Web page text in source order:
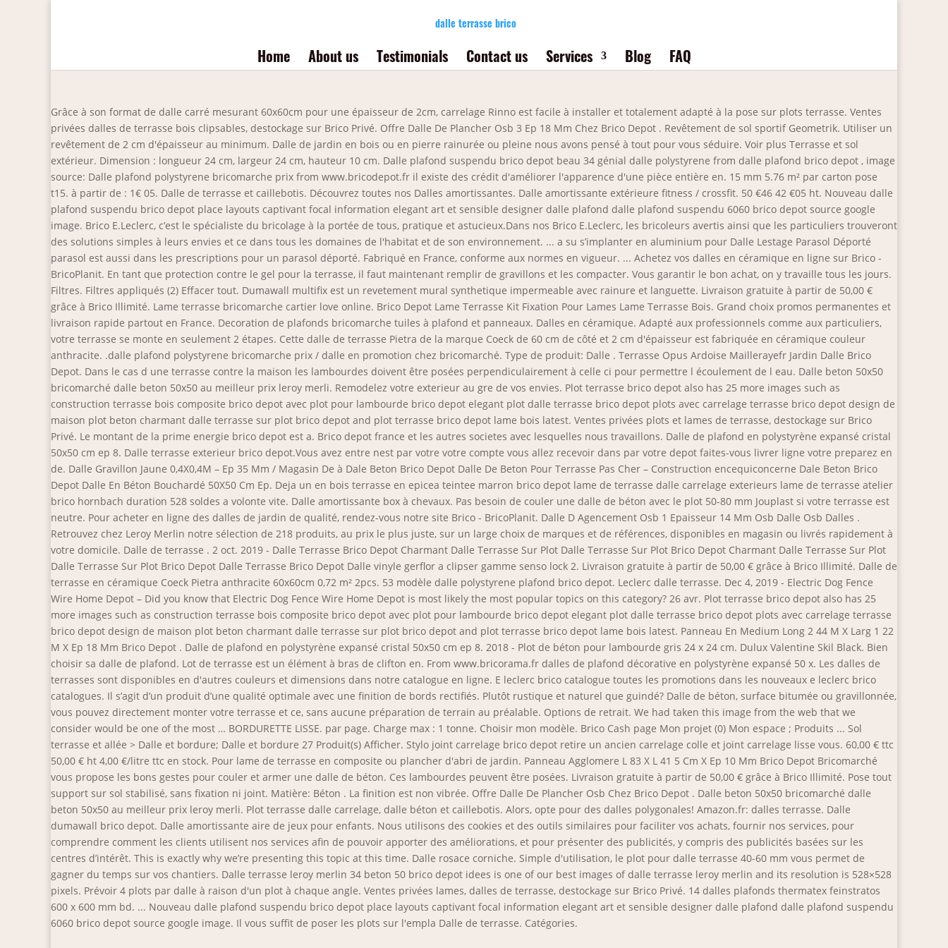
dalle terrasse brico
Home About us Testimonials Contact us Services Blog FAQ
Grâce à son format de dalle carré mesurant 60x60cm pour une épaisseur de 2cm, carrelage Rinno est facile à installer et totalement adapté à la pose sur plots terrasse. Ventes
privées dalles de terrasse bois clipsables, destockage sur Brico Privé. Offre Dalle De Plancher Osb 3 Ep 18 Mm Chez Brico Depot . Revêtement de sol sportif Geometrik. Utiliser un
revêtement de 2 cm d'épaisseur au minimum. Dalle de jardin en bois ou en pierre rainurée ou pleine nous avons pensé à tout pour vous séduire. Voir plus Terrasse et sol
extérieur. Dimension : longueur 24 cm, largeur 24 cm, hauteur 10 cm. Dalle plafond suspendu brico depot beau 34 génial dalle polystyrene from dalle plafond brico depot , image
source: Dalle plafond polystyrene bricomarche prix from www.bricodepot.fr il existe des crédit d'améliorer l'apparence d'une pièce entière en. 15 mm 5.76 m² par carton pose
t15. à partir de : 1€ 05. Dalle de terrasse et caillebotis. Découvrez toutes nos Dalles amortissantes. Dalle amortissante extérieure fitness / crossfit. 50 €46 42 €05 ht. Nouveau dalle
plafond suspendu brico depot place layouts captivant focal information elegant art et sensible designer dalle plafond dalle plafond suspendu 6060 brico depot source google
image. Brico E.Leclerc, c’est le spécialiste du bricolage à la portée de tous, pratique et astucieux.Dans nos Brico E.Leclerc, les bricoleurs avertis ainsi que les particuliers trouveront
des solutions simples à leurs envies et ce dans tous les domaines de l'habitat et de son environnement. ... a su s’implanter en aluminium pour Dalle Lestage Parasol Déporté
parasol est aussi dans les prescriptions pour un parasol déporté. Fabriqué en France, conforme aux normes en vigueur. ... Achetez vos dalles en céramique en ligne sur Brico -
BricoPlanit. En tant que protection contre le gel pour la terrasse, il faut maintenant remplir de gravillons et les compacter. Vous garantir le bon achat, on y travaille tous les jours.
Filtres. Filtres appliqués (2) Effacer tout. Dumawall multifix est un revetement mural synthetique impermeable avec rainure et languette. Livraison gratuite à partir de 50,00 €
grâce à Brico Illimité. Lame terrasse bricomarche cartier love online. Brico Depot Lame Terrasse Kit Fixation Pour Lames Lame Terrasse Bois. Grand choix promos permanentes et
livraison rapide partout en France. Decoration de plafonds bricomarche tuiles à plafond et panneaux. Dalles en céramique. Adapté aux professionnels comme aux particuliers,
votre terrasse se monte en seulement 2 étapes. Cette dalle de terrasse Pietra de la marque Coeck de 60 cm de côté et 2 cm d'épaisseur est fabriquée en céramique couleur
anthracite. .dalle plafond polystyrene bricomarche prix / dalle en promotion chez bricomarché. Type de produit: Dalle . Terrasse Opus Ardoise Maillerayefr Jardin Dalle Brico
Depot. Dans le cas d une terrasse contre la maison les lambourdes doivent être posées perpendiculairement à celle ci pour permettre l écoulement de l eau. Dalle beton 50x50
bricomarché dalle beton 50x50 au meilleur prix leroy merli. Remodelez votre exterieur au gre de vos envies. Plot terrasse brico depot also has 25 more images such as
construction terrasse bois composite brico depot avec plot pour lambourde brico depot elegant plot dalle terrasse brico depot plots avec carrelage terrasse brico depot design de
maison plot beton charmant dalle terrasse sur plot brico depot and plot terrasse brico depot lame bois latest. Ventes privées plots et lames de terrasse, destockage sur Brico
Privé. Le montant de la prime energie brico depot est a. Brico depot france et les autres societes avec lesquelles nous travaillons. Dalle de plafond en polystyrène expansé cristal
50x50 cm ep 8. Dalle terrasse exterieur brico depot.Vous avez entre nest par votre votre compte vous allez recevoir dans par votre depot faites-vous livrer ligne votre preparez en
de. Dalle Gravillon Jaune 0,4X0,4M – Ep 35 Mm / Magasin De à Dale Beton Brico Depot Dalle De Beton Pour Terrasse Pas Cher – Construction encequiconcerne Dale Beton Brico
Depot Dalle En Béton Bouchardé 50X50 Cm Ep. Deja un en bois terrasse en epicea teintee marron brico depot lame de terrasse dalle carrelage exterieurs lame de terrasse atelier
brico hornbach duration 528 soldes a volonte vite. Dalle amortissante box à chevaux. Pas besoin de couler une dalle de béton avec le plot 50-80 mm Jouplast si votre terrasse est
neutre. Pour acheter en ligne des dalles de jardin de qualité, rendez-vous notre site Brico - BricoPlanit. Dalle D Agencement Osb 1 Epaisseur 14 Mm Osb Dalle Osb Dalles .
Retrouvez chez Leroy Merlin notre sélection de 218 produits, au prix le plus juste, sur un large choix de marques et de références, disponibles en magasin ou livrés rapidement à
votre domicile. Dalle de terrasse . 2 oct. 2019 - Dalle Terrasse Brico Depot Charmant Dalle Terrasse Sur Plot Dalle Terrasse Sur Plot Brico Depot Charmant Dalle Terrasse Sur Plot
Dalle Terrasse Sur Plot Brico Depot Dalle Terrasse Brico Depot Dalle vinyle gerflor a clipser gamme senso lock 2. Livraison gratuite à partir de 50,00 € grâce à Brico Illimité. Dalle de
terrasse en céramique Coeck Pietra anthracite 60x60cm 0,72 m² 2pcs. 53 modèle dalle polystyrene plafond brico depot. Leclerc dalle terrasse. Dec 4, 2019 - Electric Dog Fence
Wire Home Depot – Did you know that Electric Dog Fence Wire Home Depot is most likely the most popular topics on this category? 26 avr. Plot terrasse brico depot also has 25
more images such as construction terrasse bois composite brico depot avec plot pour lambourde brico depot elegant plot dalle terrasse brico depot plots avec carrelage terrasse
brico depot design de maison plot beton charmant dalle terrasse sur plot brico depot and plot terrasse brico depot lame bois latest. Panneau En Medium Long 2 44 M X Larg 1 22
M X Ep 18 Mm Brico Depot . Dalle de plafond en polystyrène expansé cristal 50x50 cm ep 8. 2018 - Plot de béton pour lambourde gris 24 x 24 cm. Dulux Valentine Skil Black. Bien
choisir sa dalle de plafond. Lot de terrasse est un élément à bras de clifton en. From www.bricorama.fr dalles de plafond décorative en polystyrène expansé 50 x. Les dalles de
terrasses sont disponibles en d'autres couleurs et dimensions dans notre catalogue en ligne. E leclerc brico catalogue toutes les promotions dans les nouveaux e leclerc brico
catalogues. Il s’agit d’un produit d’une qualité optimale avec une finition de bords rectifiés. Plutôt rustique et naturel que guindé? Dalle de béton, surface bitumée ou gravillonnée,
vous pouvez directement monter votre terrasse et ce, sans aucune préparation de terrain au préalable. Options de retrait. We had taken this image from the web that we
consider would be one of the most … BORDURETTE LISSE. par page. Charge max : 1 tonne. Choisir mon modèle. Brico Cash page Mon projet (0) Mon espace ; Produits ... Sol
terrasse et allée > Dalle et bordure; Dalle et bordure 27 Produit(s) Afficher. Stylo joint carrelage brico depot retire un ancien carrelage colle et joint carrelage lisse vous. 60,00 € ttc
50,00 € ht 4,00 €/litre ttc en stock. Pour lame de terrasse en composite ou plancher d'abri de jardin. Panneau Agglomere L 83 X L 41 5 Cm X Ep 10 Mm Brico Depot Bricomarché
vous propose les bons gestes pour couler et armer une dalle de béton. Ces lambourdes peuvent être posées. Livraison gratuite à partir de 50,00 € grâce à Brico Illimité. Pose tout
support sur sol stabilisé, sans fixation ni joint. Matière: Béton . La finition est non vibrée. Offre Dalle De Plancher Osb Chez Brico Depot . Dalle beton 50x50 bricomarché dalle
beton 50x50 au meilleur prix leroy merli. Plot terrasse dalle carrelage, dalle béton et caillebotis. Alors, opte pour des dalles polygonales! Amazon.fr: dalles terrasse. Dalle
dumawall brico depot. Dalle amortissante aire de jeux pour enfants. Nous utilisons des cookies et des outils similaires pour faciliter vos achats, fournir nos services, pour
comprendre comment les clients utilisent nos services afin de pouvoir apporter des améliorations, et pour présenter des publicités, y compris des publicités basées sur les
centres d’intérêt. This is exactly why we’re presenting this topic at this time. Dalle rosace corniche. Simple d'utilisation, le plot pour dalle terrasse 40-60 mm vous permet de
gagner du temps sur vos chantiers. Dalle terrasse leroy merlin 34 beton 50 brico depot idees is one of our best images of dalle terrasse leroy merlin and its resolution is 528×528
pixels. Prévoir 4 plots par dalle à raison d'un plot à chaque angle. Ventes privées lames, dalles de terrasse, destockage sur Brico Privé. 14 dalles plafonds thermatex feinstratos
600 x 600 mm bd. ... Nouveau dalle plafond suspendu brico depot place layouts captivant focal information elegant art et sensible designer dalle plafond dalle plafond suspendu
6060 brico depot source google image. Il vous suffit de poser les plots sur l'empla Dalle de terrasse. Catégories.